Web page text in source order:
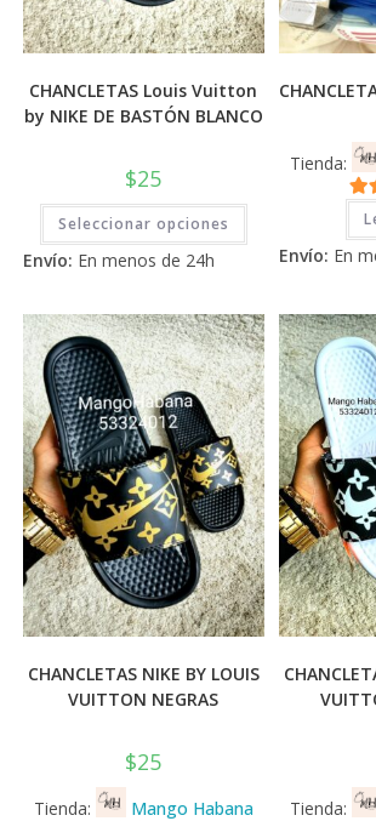
CHANCLETAS Louis Vuitton
by NIKE DE BASTÓN BLANCO
$25
Seleccionar opciones
Este
tiene
múltiples
opciones
se
pueden
elegir
en
la
página
de
producto
Envío: En menos de 24h
Tienda:
Envío: En
CHANCLETAS NIKE BY LOUIS
VUITTON NEGRAS
$25
Tienda: Mango Habana Tienda: